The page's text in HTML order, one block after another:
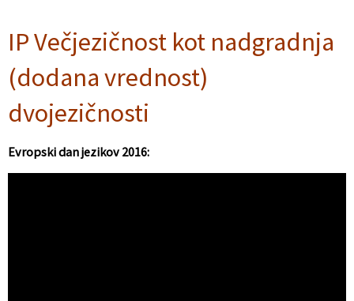
IP Večjezičnost kot nadgradnja
(dodana vrednost)
dvojezičnosti
Evropski dan jezikov 2016: